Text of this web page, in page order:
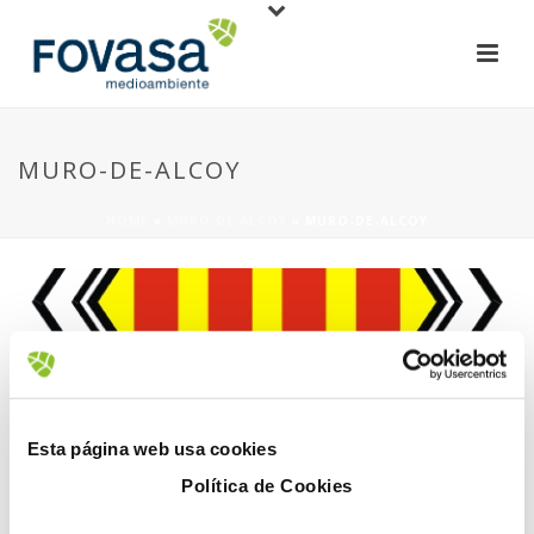
Esta página web usa cookies
Política de Cookies
MURO-DE-ALCOY
30 November, 2017